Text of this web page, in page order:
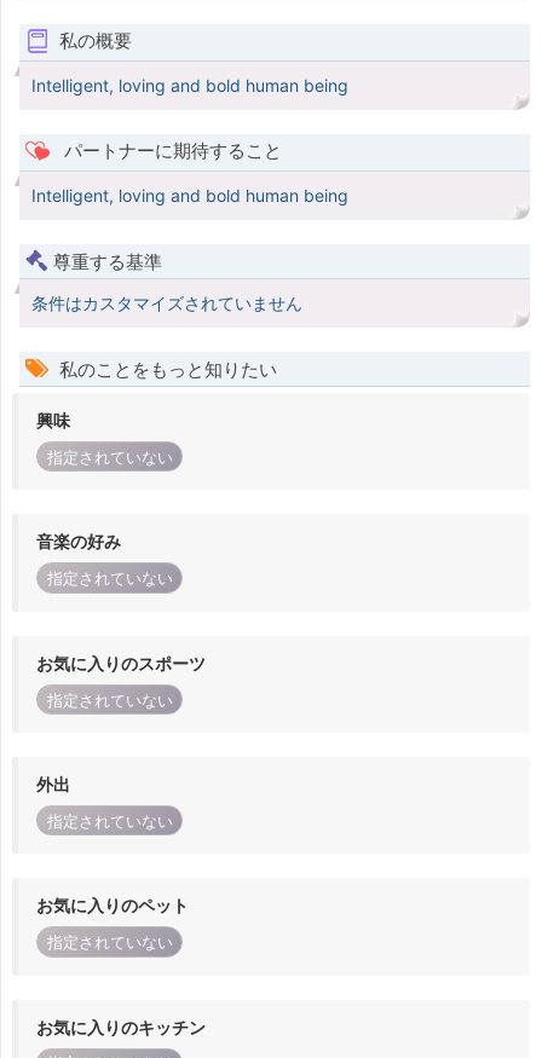
私の概要
Intelligent, loving and bold human being
パートナーに期待すること
Intelligent, loving and bold human being
尊重する基準
条件はカスタマイズされていません
私のことをもっと知りたい
興味
指定されていない
音楽の好み
指定されていない
お気に入りのスポーツ
指定されていない
外出
指定されていない
お気に入りのペット
指定されていない
お気に入りのキッチン